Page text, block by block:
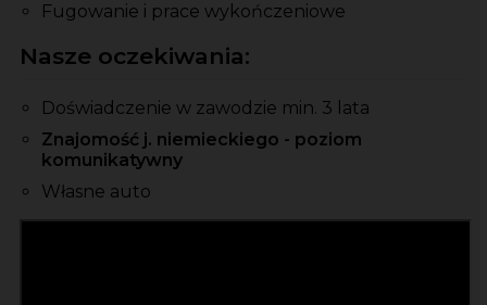
Fugowanie i prace wykończeniowe
Nasze oczekiwania:
Doświadczenie w zawodzie min. 3 lata
Znajomość j. niemieckiego - poziom
komunikatywny
Własne auto